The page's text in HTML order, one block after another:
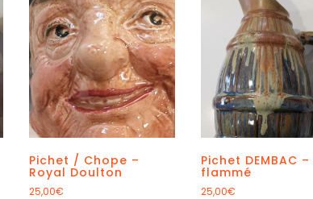
Pichet / Chope –
Royal Doulton
25,00€
Pichet DEMBAC
flammé
25,00€